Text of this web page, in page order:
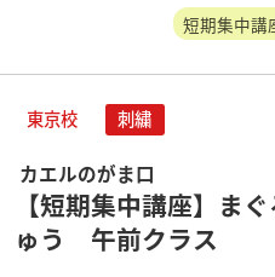
短期集中講
東京校 刺繍
カエルのがま口
【短期集中講座】ま
ゅう 午前クラス